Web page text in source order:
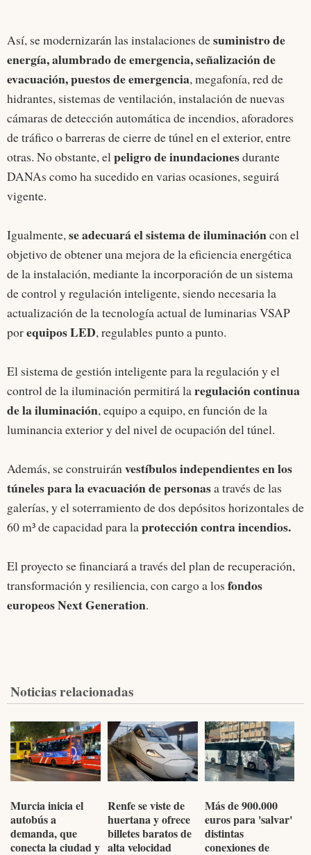
Así, se modernizarán las instalaciones desuministro de
energía, alumbrado de emergencia, señalización de
evacuación, puestos de emergencia, megafonía, red de
hidrantes, sistemas de ventilación, instalación de nuevas
cámaras de detección automática de incendios, aforadores
de tráfico o barreras de cierre de túnel en el exterior, entre
otras. No obstante, elpeligro de inundacionesdurante
DANAs como ha sucedido en varias ocasiones, seguirá
vigente.
Igualmente,se adecuará el sistema de iluminacióncon el
objetivo de obtener una mejora de la eficiencia energética
de la instalación, mediante la incorporación de un sistema
de control y regulación inteligente, siendo necesaria la
actualización de la tecnología actual de luminarias VSAP
porequipos LED, regulables punto a punto.
El sistema de gestión inteligente para la regulación y el
control de la iluminación permitirá laregulación continua
de la iluminación, equipo a equipo, en función de la
luminancia exterior y del nivel de ocupación del túnel.
Además, se construiránvestíbulos independientes en los
túneles para la evacuación de personasa través de las
galerías, y el soterramiento de dos depósitos horizontales de
60 m³ de capacidad para laprotección contra incendios.
El proyecto se financiará a través del plan de recuperación,
transformación y resiliencia, con cargo a los fondos
europeos Next Generation.
Noticias relacionadas
Murcia inicia el
autobús a
demanda, que
conecta la ciudad y
Renfe se viste de
huertana y ofrece
billetes baratos de
alta velocidad
Más de 900.000
euros para 'salvar'
distintas
conexiones de